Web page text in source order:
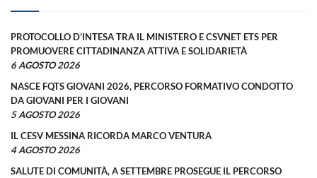
PROTOCOLLO D’INTESA TRA IL MINISTERO E CSVNET ETS PER
PROMUOVERE CITTADINANZA ATTIVA E SOLIDARIETÀ
6 AGOSTO 2026
NASCE FQTS GIOVANI 2026, PERCORSO FORMATIVO CONDOTTO
DA GIOVANI PER I GIOVANI
5 AGOSTO 2026
IL CESV MESSINA RICORDA MARCO VENTURA
4 AGOSTO 2026
SALUTE DI COMUNITÀ, A SETTEMBRE PROSEGUE IL PERCORSO